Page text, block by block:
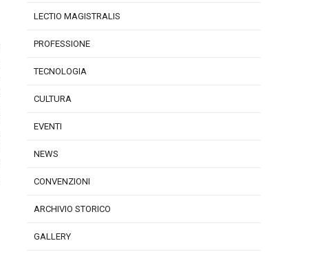
LECTIO MAGISTRALIS
PROFESSIONE
TECNOLOGIA
CULTURA
EVENTI
NEWS
CONVENZIONI
ARCHIVIO STORICO
GALLERY